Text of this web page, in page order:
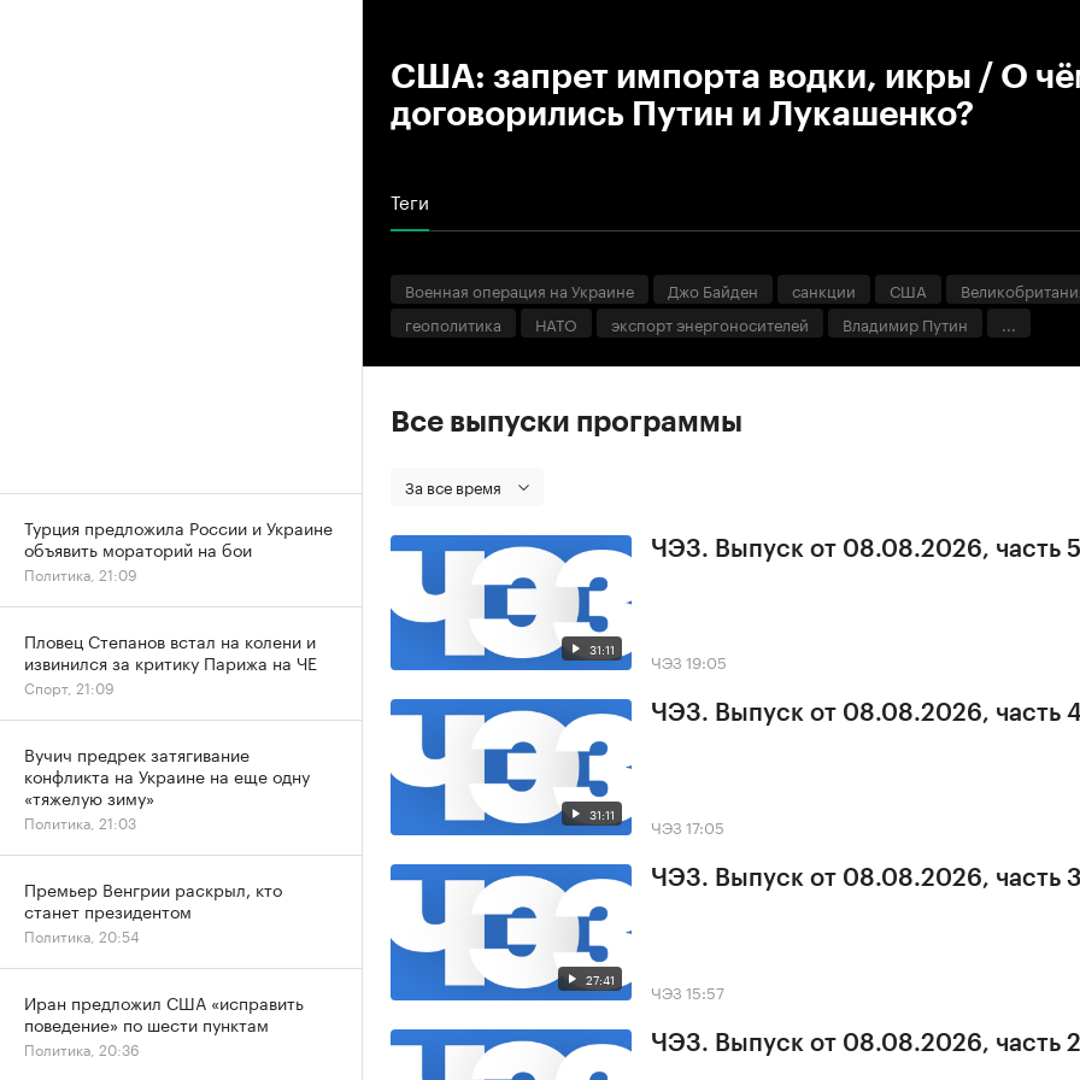
США: запрет импорта водки, икры / О
договорились Путин и Лукашенко?
Теги
Военная операция на Украине Джо Байден санкции США
геополитика
НАТО экспорт энергоносителей Владимир Путин
Все выпуски программы
За все время
31:11
ЧЭЗ. Выпуск от 08.08.2026, часть 5
ЧЭЗ 19:05
31:11
ЧЭЗ. Выпуск от 08.08.2026, часть
ЧЭЗ 17:05
27:41
ЧЭЗ. Выпуск от 08.08.2026, часть 3
ЧЭЗ 15:57
ЧЭЗ. Выпуск от 08.08.2026, часть 2
Турция предложила России и Украине
объявить мораторий на бои
Политика, 21:09
Пловец Степанов встал на колени и
извинился за критику Парижа на ЧЕ
Спорт, 21:09
Вучич предрек затягивание
конфликта на Украине на еще одну
«тяжелую зиму»
Политика, 21:03
Премьер Венгрии раскрыл, кто
станет президентом
Политика, 20:54
Иран предложил США «исправить
поведение» по шести пунктам
Политика, 20:36